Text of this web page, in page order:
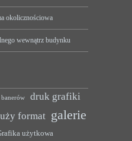
okolicznościowa
wewnątrz budynku
druk grafiki
format galerie
użytkowa